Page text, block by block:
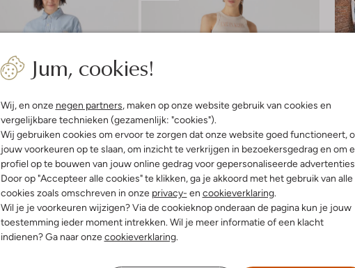
Jum, cookies!
Wij, en onze negen partners, maken op onze website gebruik van cookies en
vergelijkbare technieken (gezamenlijk: "cookies").
Wij gebruiken cookies om ervoor te zorgen dat onze website goed functioneert,
jouw voorkeuren op te slaan, om inzicht te verkrijgen in bezoekersgedrag en om
profiel op te bouwen van jouw online gedrag voor gepersonaliseerde
Door op "Accepteer alle cookies" te klikken, ga je akkoord met het gebruik van alle
cookies zoals omschreven in onze privacy- en cookieverklaring.
Wil je je voorkeuren wijzigen? Via de cookieknop onderaan de pagina kun je jouw
toestemming ieder moment intrekken. Wil je meer informatie of een klacht
indienen? Ga naar onzecookieverklaring.
Ontdek de look Ontdek de look